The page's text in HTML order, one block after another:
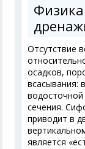
Отсутствие
осадков,
всасывания:
сечения.
приводит в
является